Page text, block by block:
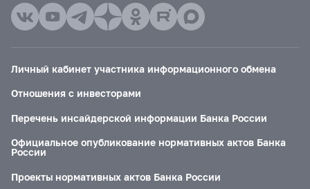
Личный кабинет участника информационного обмена
Отношения с инвесторами
Перечень инсайдерской информации Банка России
Официальное опубликование нормативных актов Банка
России
Проекты нормативных актов Банка России